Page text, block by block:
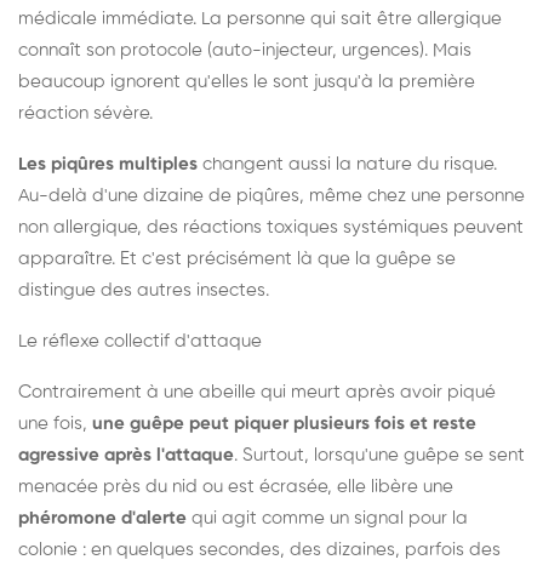
médicale immédiate. La personne qui sait être allergique
connaît son protocole (auto-injecteur, urgences). Mais
beaucoup ignorent qu'elles le sont jusqu'à la première
réaction sévère.
Les piqûres multiples changent aussi la nature du risque.
Au-delà d'une dizaine de piqûres, même chez une personne
non allergique, des réactions toxiques systémiques peuvent
apparaître. Et c'est précisément là que la guêpe se
distingue des autres insectes.
Le réflexe collectif d'attaque
Contrairement à une abeille qui meurt après avoir piqué
une fois, une guêpe peut piquer plusieurs fois et reste
agressive après l'attaque. Surtout, lorsqu'une guêpe se sent
menacée près du nid ou est écrasée, elle libère une
phéromone d'alerte qui agit comme un signal pour la
colonie : en quelques secondes, des dizaines, parfois des